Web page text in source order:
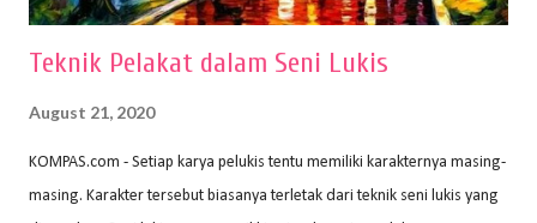
Teknik Pelakat dalam Seni Lukis
August 21, 2020
KOMPAS.com - Setiap karya pelukis tentu memiliki karakternya masing-
masing. Karakter tersebut biasanya terletak dari teknik seni lukis yang